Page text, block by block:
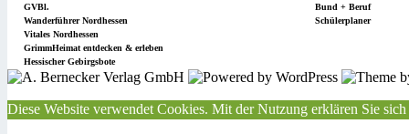
GVBl.
Bund + Beruf
Wanderführer Nordhessen
Schülerplaner
Vitales Nordhessen
GrimmHeimat entdecken & erleben
Hessischer Gebirgsbote
Diese Website verwendet Cookies. Mit der Nutzung erklären Sie